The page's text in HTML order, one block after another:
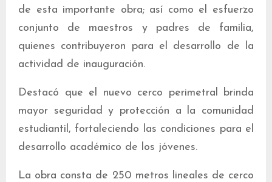
de esta importante obra; así como el esfuerzo
conjunto de maestros y padres de familia,
quienes contribuyeron para el desarrollo de la
actividad de inauguración.
Destacó que el nuevo cerco perimetral brinda
mayor seguridad y protección a la comunidad
estudiantil, fortaleciendo las condiciones para el
desarrollo académico de los jóvenes.
La obra consta de 250 metros lineales de cerco